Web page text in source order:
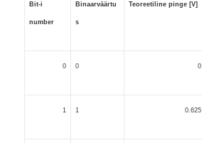
Bit-i
number
Binaarväärtu
s
Teoreetiline pinge [V]
0 0 0
1 1 0.625